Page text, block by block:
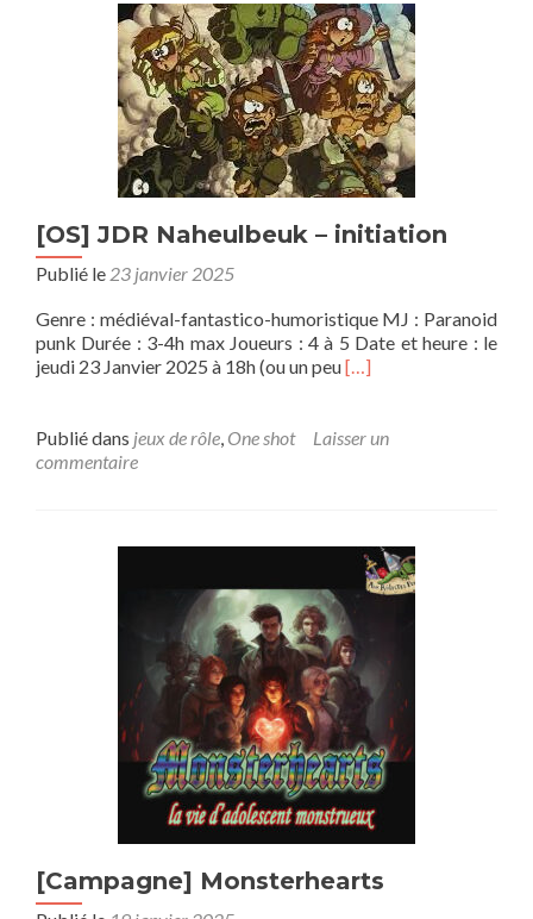
Legends
–
Les
miroirs
brisés
de
Zaun
[OS] JDR Naheulbeuk – initiation
Publié le 23 janvier 2025
Genre : médiéval-fantastico-humoristique MJ : Paranoid
punk Durée : 3-4h max Joueurs : 4 à 5 Date et heure : le
jeudi 23 Janvier 2025 à 18h (ou un peuEn
sur[OS]
[…]
Publié dans jeux de rôle, One shot
Laisser un
commentaire
[Campagne] Monsterhearts